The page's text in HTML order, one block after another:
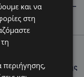
μόνο ένας αριθμός –
η πραγματική μας
για τη 37χρονη
για τη θεραπεία της
και να
στη
περιήγησης,